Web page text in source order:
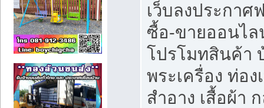
เว็บลงประกา
ซื้อ-ขายออนไล
โปรโมทสินค้า
พระเครื่อง ท่อง
สำอาง เสื้อผ้า